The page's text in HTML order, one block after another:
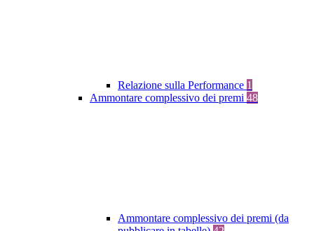
Relazione sulla Performance 1
Ammontare complessivo dei premi 48
Ammontare complessivo dei premi (da